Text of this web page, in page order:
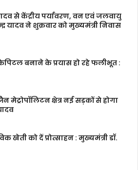
से केंद्रीय पर्यावरण, वन एवं जलवायु
यादव ने शुक्रवार को मुख्यमंत्री निवास
बनाने के प्रयास हो रहे फलीभूत :
मेट्रोपॉलिटन क्षेत्र नई सड़कों से होगा
खेती को दें प्रोत्साहन : मुख्यमंत्री डॉ.